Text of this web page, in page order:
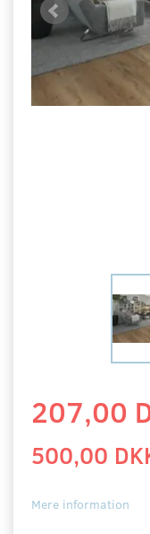
207,00
500,00
Mere information